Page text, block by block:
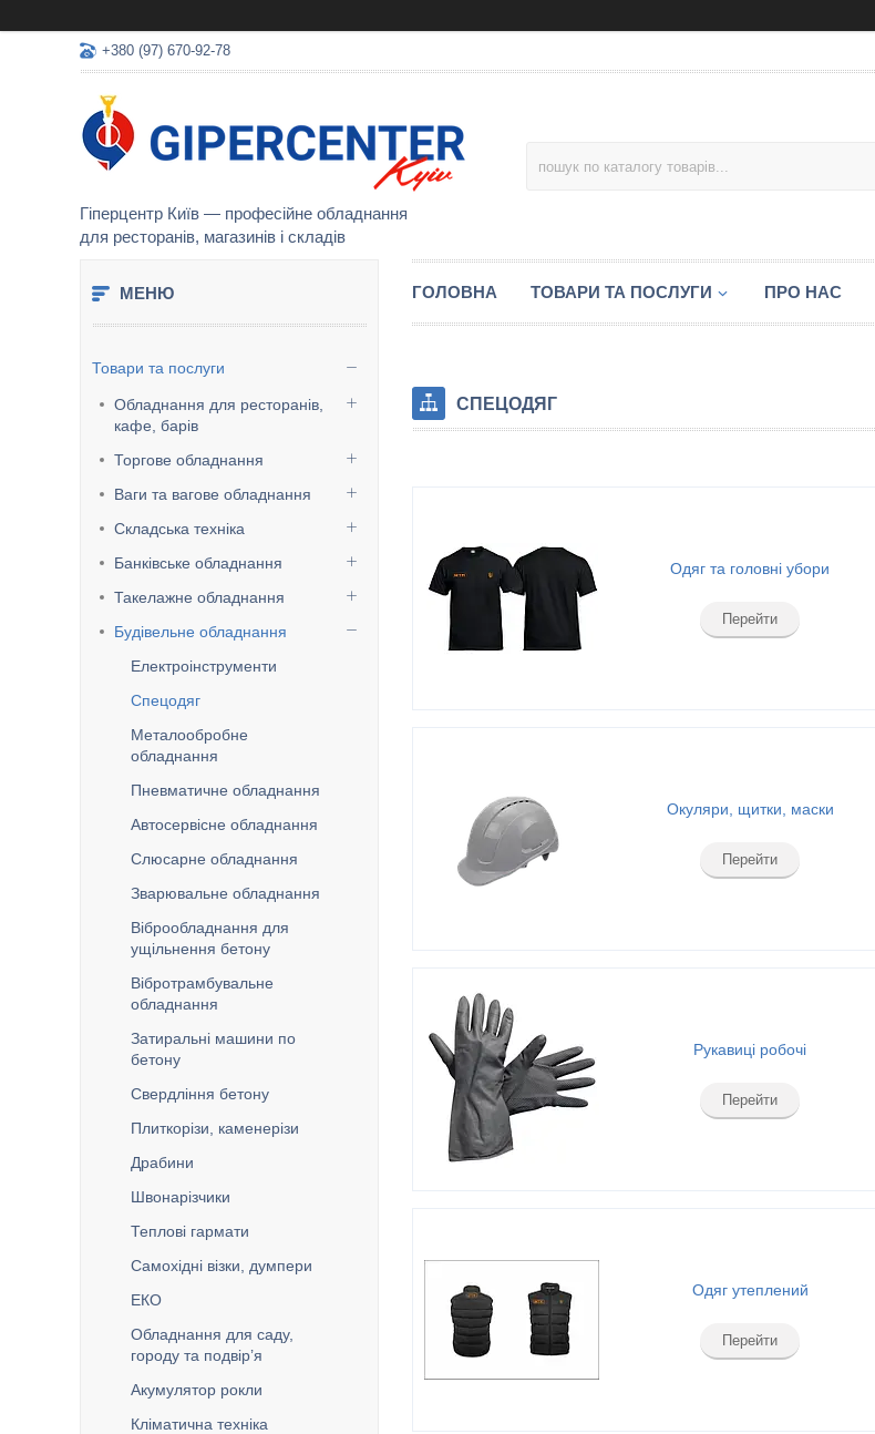
+380 (97) 670-92-78
Гіперцентр Київ — професійне обладнання
для ресторанів, магазинів і складів
Товари та послуги
Обладнання для ресторанів,
кафе, барів
Торгове обладнання
Ваги та вагове обладнання
Складська техніка
Банківське обладнання
Такелажне обладнання
Будівельне обладнання
Електроінструменти
Спецодяг
Металообробне
обладнання
Пневматичне обладнання
Автосервісне обладнання
Слюсарне обладнання
Зварювальне обладнання
Віброобладнання для
ущільнення бетону
Вібротрамбувальне
обладнання
Затиральні машини по
бетону
Свердління бетону
Плиткорізи, каменерізи
Драбини
Швонарізчики
Теплові гармати
Самохідні візки, думпери
ЕКО
Обладнання для саду,
городу та подвір’я
Акумулятор рокли
Кліматична техніка
ГОЛОВНА ТОВАРИ ТА ПОСЛУГИ ПРО НАС
СПЕЦОДЯГ
Одяг та головні убори
Перейти
Окуляри, щитки, маски
Перейти
Рукавиці робочі
Перейти
Одяг утеплений
Перейти